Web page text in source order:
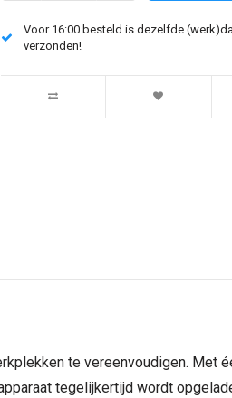
Voor 16:00 besteld is dezelfde
verzonden!
te vereenvoudigen. Met
tegelijkertijd wordt